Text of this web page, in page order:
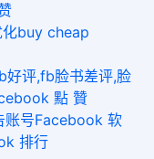
buy cheap
好评,fb脸书差评,脸
點 贊
号Facebook 软
排行